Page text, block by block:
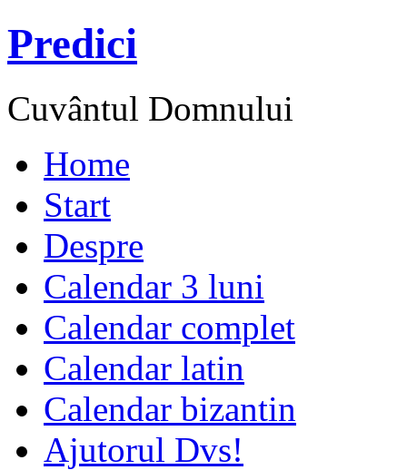
Predici
Cuvântul Domnului
Home
Start
Despre
Calendar 3 luni
Calendar complet
Calendar latin
Calendar bizantin
Ajutorul Dvs!